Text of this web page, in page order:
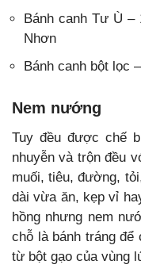
Bánh canh Tư Ù –
Nhơn
Bánh canh bột lọc –
Nem nướng
Tuy đều được chế
nhuyễn và trộn đều
muối, tiêu, đường,
dài vừa ăn, kẹp vỉ
hồng nhưng nem
chỗ là bánh tráng
từ bột gạo của vùng